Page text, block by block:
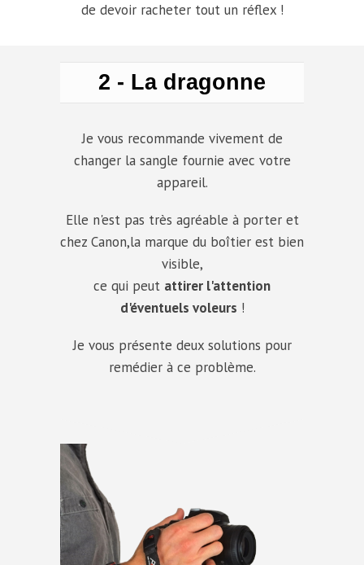
de devoir racheter tout un réflex !
2 - La dragonne
Je vous recommande vivement de
changer la sangle fournie avec votre
appareil.
Elle n'est pas très agréable à porter et
chez Canon,la marque du boîtier est bien
visible,
ce qui peut attirer l'attention
d'éventuels voleurs !
Je vous présente deux solutions pour
remédier à ce problème.